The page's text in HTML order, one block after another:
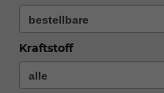
Kraftstoff